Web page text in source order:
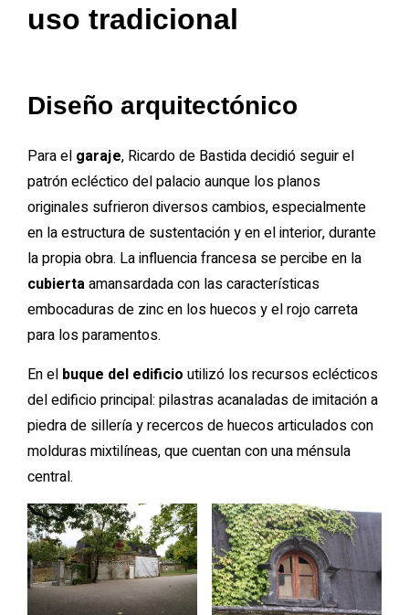
uso tradicional
Diseño arquitectónico
Para el garaje, Ricardo de Bastida decidió seguir el
patrón ecléctico del palacio aunque los planos
originales sufrieron diversos cambios, especialmente
en la estructura de sustentación y en el interior, durante
la propia obra. La influencia francesa se percibe en la
cubiertaamansardada con las características
embocaduras de zinc en los huecos y el rojo carreta
para los paramentos.
En el buque del edificio utilizó los recursos eclécticos
del edificio principal: pilastras acanaladas de imitación a
piedra de sillería y recercos de huecos articulados con
molduras mixtilíneas, que cuentan con una ménsula
central.